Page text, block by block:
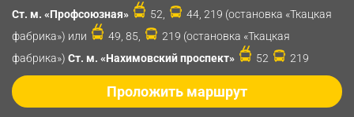
Ст. м. «Профсоюзная» 52,
44, 219 (остановка «Ткацкая
фабрика») или
49, 85,
219 (остановка «Ткацкая
фабрика») Ст. м. «Нахимовский проспект» 52 219
Проложить маршрут